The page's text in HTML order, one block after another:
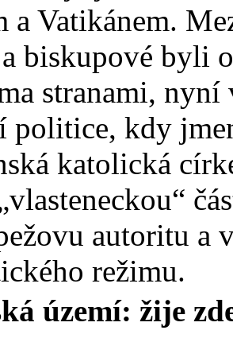
a Vatikánem.
biskupové byli
stranami,
politice, kdy
katolická
autoritu a
režimu.
území: žije